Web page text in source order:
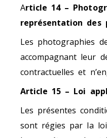
Article 14 –
représentation des
Les photographies
accompagnant leur
contractuelles et
Article 15 – Loi
Les présentes
sont régies par la